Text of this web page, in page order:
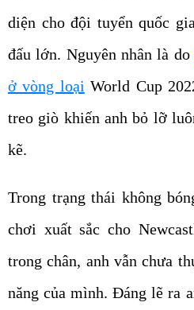
diện cho đội tuyển quốc
đấu lớn. Nguyên nhân là
ở vòng loại World Cup
treo giò khiến anh bỏ lỡ
kẽ.
Trong trạng thái không
chơi xuất sắc cho
trong chân, anh vẫn chưa
năng của mình. Đáng lẽ ra